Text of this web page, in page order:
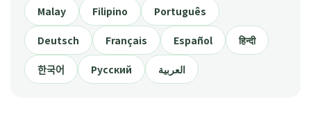
Malay Filipino Português
Deutsch Français Español हिन्दी
한국어 Русский العربية